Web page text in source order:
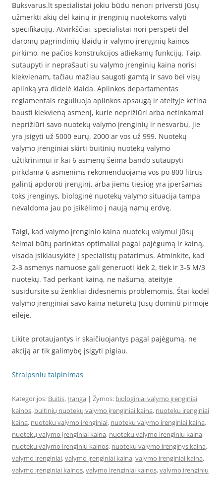
Buksvarus.lt specialistai jokiu būdu nenori priversti Jūsų
užmerkti akių dėl kainų ir įrenginių nuotekoms valyti
specifikacijų. Atvirkščiai, specialistai nori perspėti dėl
daromų pagrindinių klaidų ir valymo įrenginių kainos
pirkimo, ne pačios konstrukcijos atliekamų funkcijų. Taip,
sutaupyti ir neprašauti su valymo įrenginių kaina norisi
kiekvienam, tačiau mažiau saugoti gamtą ir savo bei visų
aplinką yra didelė klaida. Aplinkos departamentas
reglamentais reguliuoja aplinkos apsaugą ir ateityje ketina
bausti kiekvieną asmenį, kurie neprižiūri arba netinkamai
neprižiūri savo nuotekų valymo įrenginių ir nesvarbu, jie
yra įsigyti už 5000 eurų, 2000 ar vos už 999. Nuotekų
valymo įrenginiai skirti buitinių nuotekų valymo
užtikrinimui ir kai 6 asmenų šeima bando sutaupyti
pirkdama 6 asmenims rekomenduojamą vos po 800 litrus
galintį apdoroti įrenginį, arba jiems tiesiog yra įperšamas
toks įrenginys, biologinė nuotekų valymo situacija tampa
nevaldoma jau po įsikėlimo į naują namų erdvę.
Taigi, kad valymo įrenginio kaina nuotekų valymui Jūsų
šeimai būtų parinktas optimaliai pagal pajėgumą ir kainą,
visada įsiklausykite į specialistų patarimus. Atminkite, kad
2-3 asmenys namuose gali generuoti kiek 2, tiek ir 3-5 M/3
nuotekų. Tad perkant kainą, ne našumą, ateityje
susidursite su ženkliai didesnėmis problemomis. Štai kodėl
valymo įrenginiai savo kaina neturėtų Jūsų dominti pirmoje
eilėje.
Likite protaujantys ir skaičiuojantys pagal pajėgumą, ne
akciją ar tik galimybę įsigyti pigiau.
Straipsniu talpinimas
Kategorijos: Buitis, Įranga | Žymos: biologiniai valymo įrenginiai
kainos, buitinių nuotekų valymo įrenginiai kaina, nuoteku irenginiai
kaina, nuoteku valymo irenginiai, nuoteku valymo irenginiai kaina,
nuotekų valymo įrenginiai kaina, nuoteku valymo irenginiu kaina,
nuoteku valymo irenginiu kainos, nuoteku valymo irenginys kaina,
valymo irenginiai,valymo įrenginiai kaina,valymo irenginiai kaina,
valymo įrenginiai kainos,valymo irenginiai kainos,valymo irenginiu